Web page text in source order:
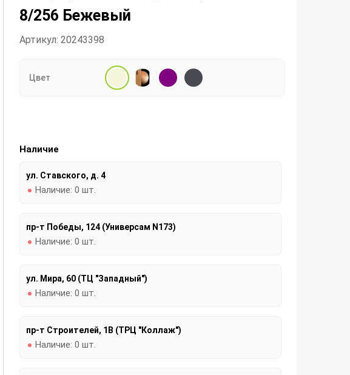
8/256 Бежевый
Артикул: 20243398
Цвет
Наличие
ул. Ставского, д. 4
Наличие: 0 шт.
пр-т Победы, 124 (Универсам N173)
Наличие: 0 шт.
ул. Мира, 60 (ТЦ "Западный")
Наличие: 0 шт.
пр-т Строителей, 1В (ТРЦ "Коллаж")
Наличие: 0 шт.